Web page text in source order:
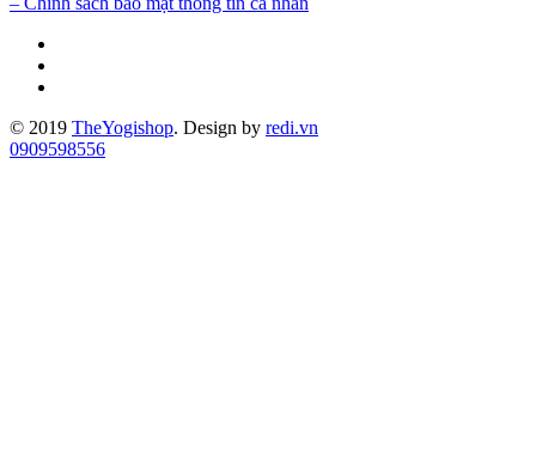
© 2019 TheYogishop. Design by redi.vn
0909598556